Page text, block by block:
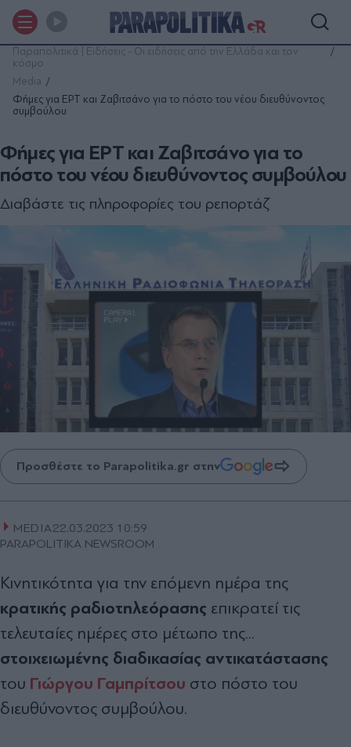
Παραπολιτικά | Ειδήσεις - Οι ειδήσεις από την Ελλάδα και τον
κόσμο
Media
Φήμες για ΕΡΤ και Ζαβιτσάνο για το πόστο του νέου διευθύνοντος
συµβούλου
Φήμες για ΕΡΤ και Ζαβιτσάνο για το
πόστο του νέου διευθύνοντος συµβούλου
Διαβάστε τις πληροφορίες του ρεπορτάζ
Προσθέστε το Parapolitika.gr στην
MEDIA22.03.2023 10:59
PARAPOLITIKA NEWSROOM
Κινητικότητα για την επόµενη ηµέρα της
κρατικής ραδιοτηλεόρασης επικρατεί τις
τελευταίες ηµέρες στο µέτωπο της...
στοιχειωµένης διαδικασίας αντικατάστασης
του Γιώργου Γαµπρίτσου στο πόστο του
διευθύνοντος συµβούλου.